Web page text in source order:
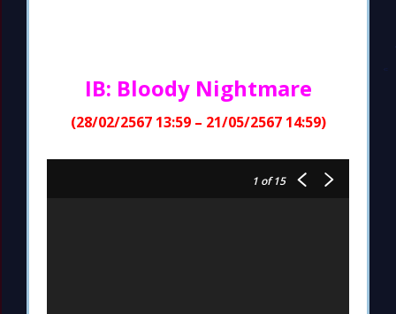
IB: Bloody Nightmare
(28/02/2567 13:59 – 21/05/2567 14:59)
1 of 15